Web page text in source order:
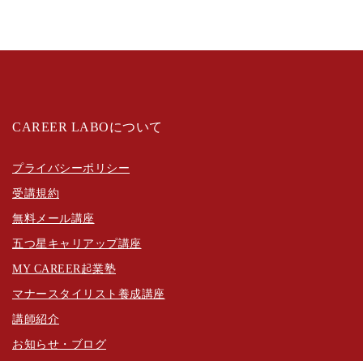
CAREER LABOについて
プライバシーポリシー
受講規約
無料メール講座
五つ星キャリアップ講座
MY CAREER起業塾
マナースタイリスト養成講座
講師紹介
お知らせ・ブログ